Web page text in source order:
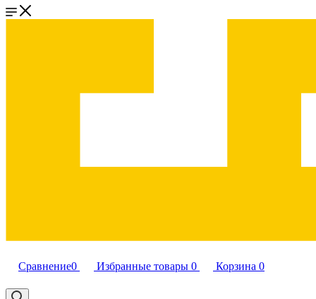
Сравнение0 Избранные товары 0 Корзина 0